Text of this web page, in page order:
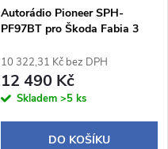
Autorádio Pioneer SPH-
PF97BT pro Škoda Fabia 3
10 322,31 Kč bez DPH
12 490 Kč
Skladem >5 ks
DO KOŠÍKU